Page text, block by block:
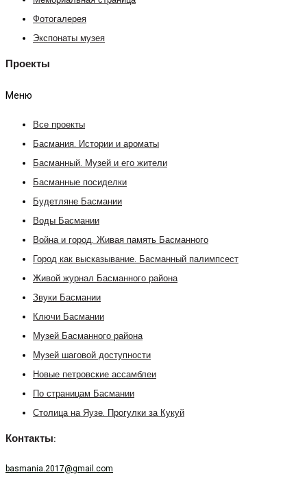
Фотогалерея
Экспонаты музея
Проекты
Меню
Все проекты
Басмания. Истории и ароматы
Басманный. Музей и его жители
Басманные посиделки
Будетляне Басмании
Воды Басмании
Война и город. Живая память Басманного
Город как высказывание. Басманный палимпсест
Живой журнал Басманного района
Звуки Басмании
Ключи Басмании
Музей Басманного района
Музей шаговой доступности
Новые петровские ассамблеи
По страницам Басмании
Столица на Яузе. Прогулки за Кукуй
Контакты:
basmania.2017@gmail.com